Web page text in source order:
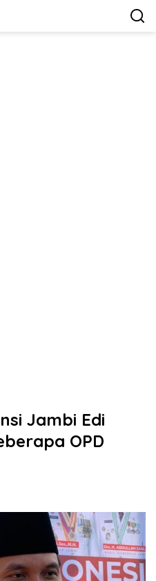
Jambi Edi
OPD